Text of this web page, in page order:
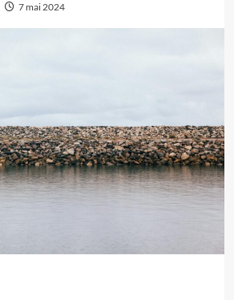
7 mai 2024